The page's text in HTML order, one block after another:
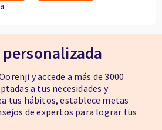
y accede a más de 3000
a tus necesidades y
tus hábitos, establece metas
de expertos para lograr tus